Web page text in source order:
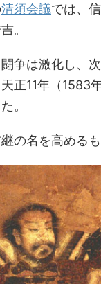
清須会議では、
。
争は激化し、
正11年（1583
。
の名を高めるも